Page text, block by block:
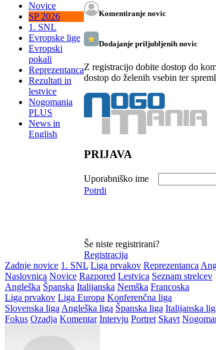
Novice
SP 2026
1. SNL
Evropske lige
Evropski
pokali
Reprezentanca
Rezultati in
lestvice
Nogomania
PLUS
News in
English
Komentiranje novic
Dodajanje priljubljenih novic
Z registracijo dobite dostop do
dostop do želenih vsebin ter
PRIJAVA
Uporabniško ime
Potrdi
Še niste registrirani?
Registracija
Zadnje novice 1. SNL Liga prvakov Reprezentanca
Naslovnica Novice Razpored Lestvica Seznam strelcev
Angleška Španska Italijanska Nemška Francoska
Liga prvakov Liga Europa Konferenčna liga
Slovenska liga Angleška liga Španska liga Italijanska
Fokus Ozadja Komentar Intervju Portret Skavt